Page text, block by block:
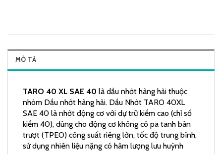
MÔ TẢ
TARO 40 XL SAE 40 là dầu nhớt hàng hải thuộc
nhóm Dầu nhớt hàng hải. Dầu Nhớt TARO 40XL
SAE 40 là nhớt động cơ với dự trữ kiềm cao (chỉ số
kiềm 40), dùng cho động cơ không có pa tanh bàn
trượt (TPEO) công suất riêng lớn, tốc độ trung bình,
sử dụng nhiên liệu nặng có hàm lượng lưu huỳnh